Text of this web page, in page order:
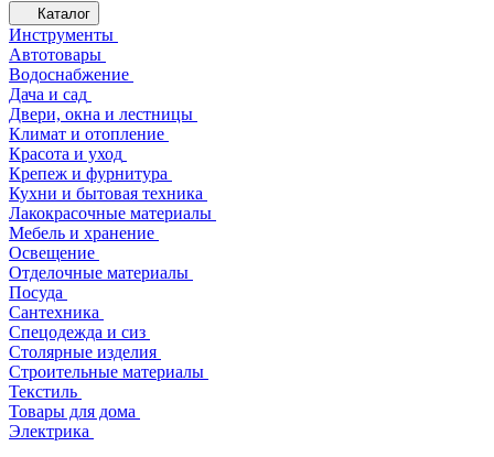
Каталог
Инструменты
Автотовары
Водоснабжение
Дача и сад
Двери, окна и лестницы
Климат и отопление
Красота и уход
Крепеж и фурнитура
Кухни и бытовая техника
Лакокрасочные материалы
Мебель и хранение
Освещение
Отделочные материалы
Посуда
Сантехника
Спецодежда и сиз
Столярные изделия
Строительные материалы
Текстиль
Товары для дома
Электрика